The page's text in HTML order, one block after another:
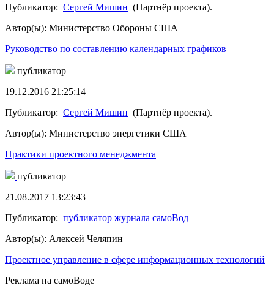
Публикатор: Сергей Мишин (Партнёр проекта).
Автор(ы): Министерство Обороны США
Руководство по составлению календарных графиков
публикатор
19.12.2016 21:25:14
Публикатор: Сергей Мишин (Партнёр проекта).
Автор(ы): Министерство энергетики США
Практики проектного менеджмента
публикатор
21.08.2017 13:23:43
Публикатор: публикатор журнала самоВод
Автор(ы): Алексей Челяпин
Проектное управление в сфере информационных технологий
Реклама на самоВоде